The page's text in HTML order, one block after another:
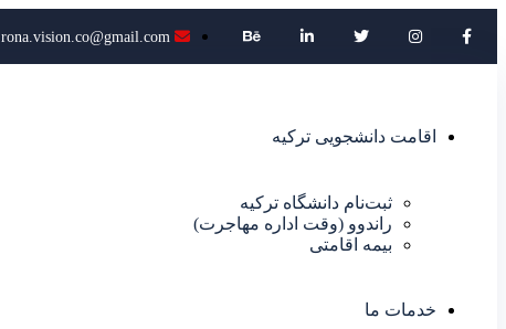
rona.vision.co@gmail.com
اقامت دانشجویی ترکیه
ثبت‌نام دانشگاه ترکیه
راندوو (وقت اداره مهاجرت)
بیمه اقامتی
خدمات ما